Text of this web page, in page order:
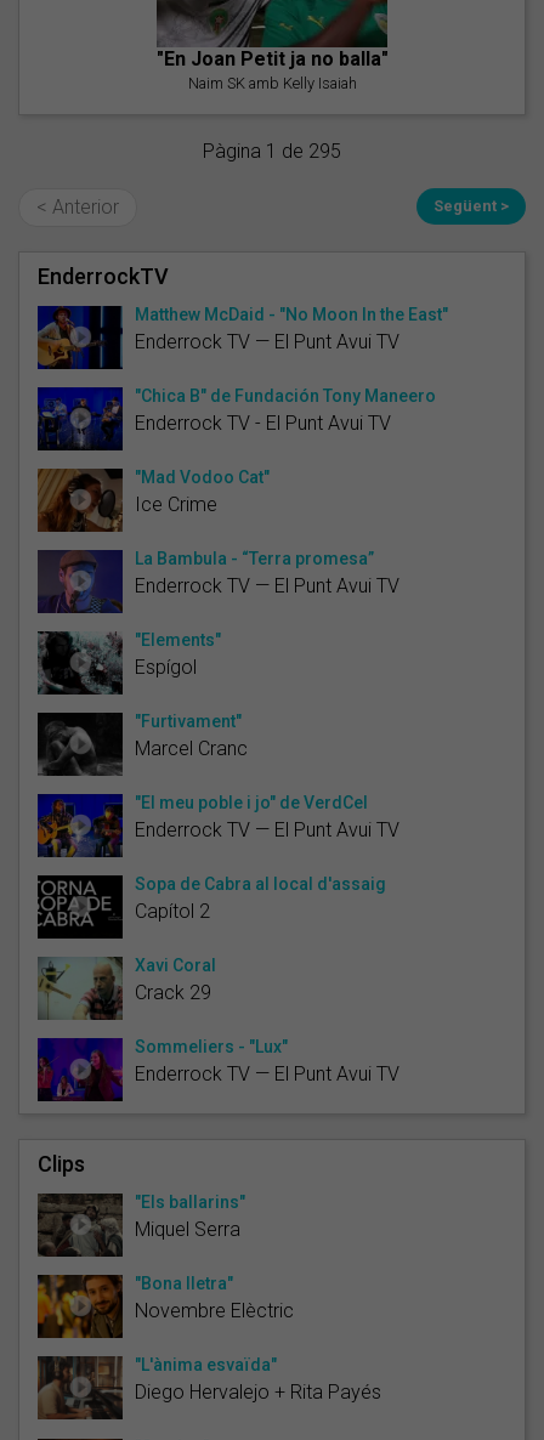
"En Joan Petit ja no balla"
Naim SK amb Kelly Isaiah
Pàgina 1 de 295
< Anterior Següent >
EnderrockTV
Matthew McDaid - "No Moon In the East"
Enderrock TV — El Punt Avui TV
"Chica B" de Fundación Tony Maneero
Enderrock TV - El Punt Avui TV
"Mad Vodoo Cat"
Ice Crime
La Bambula - “Terra promesa”
Enderrock TV — El Punt Avui TV
"Elements"
Espígol
"Furtivament"
Marcel Cranc
"El meu poble i jo" de VerdCel
Enderrock TV — El Punt Avui TV
Sopa de Cabra al local d'assaig
Capítol 2
Xavi Coral
Crack 29
Sommeliers - "Lux"
Enderrock TV — El Punt Avui TV
Clips
"Els ballarins"
Miquel Serra
"Bona lletra"
Novembre Elèctric
"L'ànima esvaïda"
Diego Hervalejo + Rita Payés